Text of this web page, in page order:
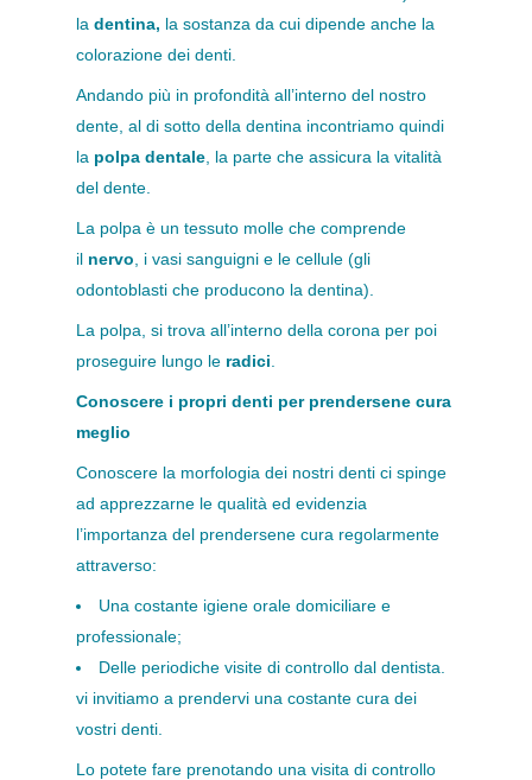
la dentina, la sostanza da cui dipende anche la
colorazione dei denti.
Andando più in profondità all’interno del nostro
dente, al di sotto della dentina incontriamo quindi
la polpa dentale , la parte che assicura la vitalità
del dente.
La polpa è un tessuto molle che comprende
il nervo , i vasi sanguigni e le cellule (gli
odontoblasti che producono la dentina).
La polpa, si trova all’interno della corona per poi
proseguire lungo le radici
Conoscere i propri denti per prendersene cura
meglio
Conoscere la morfologia dei nostri denti ci spinge
ad apprezzarne le qualità ed evidenzia
l’importanza del prendersene cura regolarmente
attraverso:
Una costante igiene orale domiciliare e
professionale;
Delle periodiche visite di controllo dal dentista.
vi invitiamo a prendervi una costante cura dei
vostri denti.
Lo potete fare prenotando una visita di controllo